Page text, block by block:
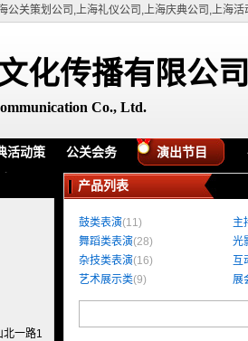
公关策划公司,上海礼仪公司,上海庆典公司,上海
化传播有限公
Co., Ltd.
活动策
公关会务 演出节目
产品列表
鼓类表演(11)
主
舞蹈类表演(28)
光
杂技类表演(16)
互
艺术展示类(9) 展
北一路1